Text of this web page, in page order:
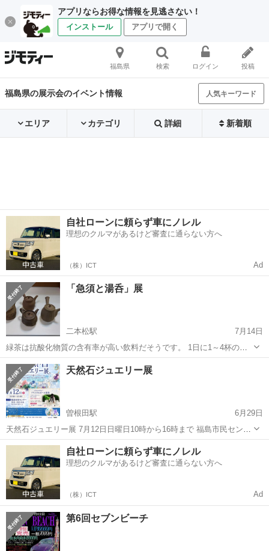
アプリならお得な情報を見逃さない！
インストール アプリで開く
福島県 検索 ログイン 投稿
福島県の展示会のイベント情報 人気キーワード
エリア カテゴリ 詳細 新着順
自社ローンに頼らず車にノレル
理想のクルマがあるけど審査に通らない方へ
（株）ICT Ad
「急須と湯呑」展
二本松駅
7月14日
緑茶は抗酸化物質の含有率が高い飲料だそうです。 1日に1～4杯のお
茶は健康増進に効果的だとしています。 そんな訳で急須と湯呑展で
す。 急須と湯呑を選ぶ楽しい一週間のご案内です。
福島 二本松市 二本松駅 展示会
天然石ジュエリー展
曽根田駅
6月29日
天然石ジュエリー展 7月12日日曜日10時から16時まで 福島市民センタ
ー 312.313号室 福島では中々開催されない天然石展示会を仙台・福
島の天然石鉱石店が集まり、今回は天然石ジュエリー展が 開催されま
す。 仙台のブ...
福島 福島市 曽根田駅 展示会
自社ローンに頼らず車にノレル
理想のクルマがあるけど審査に通らない方へ
（株）ICT Ad
第6回セブンビーチ